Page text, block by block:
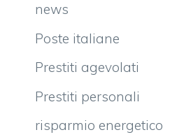
news
Poste italiane
Prestiti agevolati
Prestiti personali
risparmio energetico